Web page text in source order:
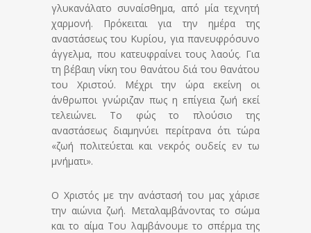
γλυκανάλατο συναίσθημα, από μία τεχνητή
χαρμονή. Πρόκειται για την ημέρα της
αναστάσεως του Κυρίου, για πανευφρόσυνο
άγγελμα, που κατευφραίνει τους λαούς. Για
τη βέβαιη νίκη του θανάτου διά του θανάτου
του Χριστού. Μέχρι την ώρα εκείνη οι
άνθρωποι γνώριζαν πως η επίγεια ζωή εκεί
τελειώνει. Το φώς το πλούσιο της
αναστάσεως διαμηνύει περίτρανα ότι τώρα
«ζωή πολιτεύεται και νεκρός ουδείς εν τω
μνήματι».
Ο Χριστός με την ανάστασή του μας χάρισε
την αιώνια ζωή. Μεταλαμβάνοντας το σώμα
και το αίμα Του λαμβάνουμε το σπέρμα της